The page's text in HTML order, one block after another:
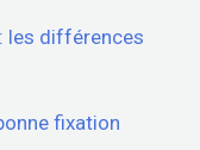
les différences
fixation